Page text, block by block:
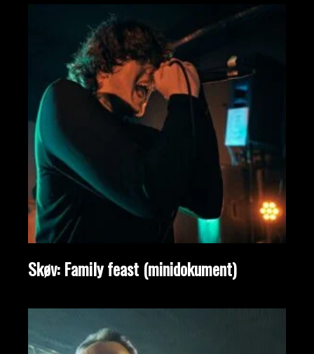
Skøv: Family feast (minidokument)